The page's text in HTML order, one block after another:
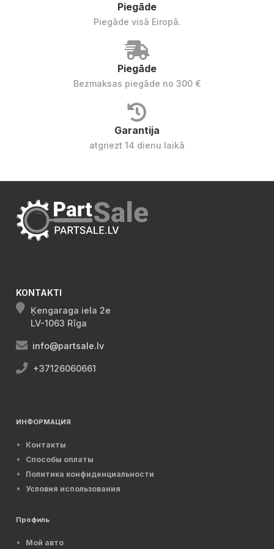
Piegāde
Piegāde visā Eiropā.
Piegāde
Bezmaksas piegāde no 300 €
Garantija
atgriezt 14 dienu laikā
KONTAKTI
Ķengaraga iela 2e
LV-1063 Rīga
info@partsale.lv
+37126060661
ИНФОРМАЦИЯ
Контакты
Способы оплаты
Политика конфиденциальности
Условия использования
Профиль
Мой авто